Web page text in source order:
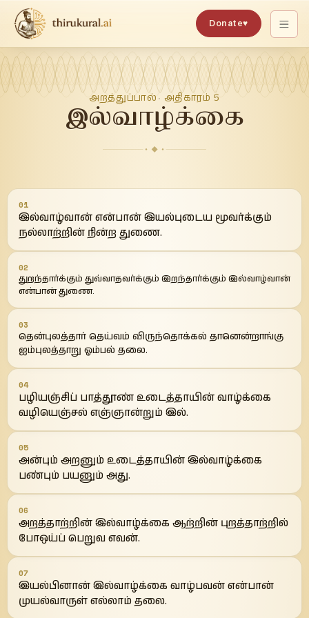
Donate♥
அறத்துப்பால் · அதிகாரம்5
இல்வாழ்க்கை
01
இல்வாழ்வான் என்பான் இயல்புடைய மூவர்க்கும்
நல்லாற்றின் நின்ற துணை.
02
துறந்தார்க்கும் துவ்வாதவர்க்கும் இறந்தார்க்கும் இல்வாழ்வான்
என்பான் துணை.
03
தென்புலத்தார் தெய்வம் விருந்தொக்கல் தானென்றாங்கு
ஐம்புலத்தாறு ஓம்பல் தலை.
04
பழியஞ்சிப் பாத்தூண் உடைத்தாயின் வாழ்க்கை
வழியெஞ்சல் எஞ்ஞான்றும் இல்.
05
அன்பும் அறனும் உடைத்தாயின் இல்வாழ்க்கை
பண்பும் பயனும் அது.
06
அறத்தாற்றின் இல்வாழ்க்கை ஆற்றின் புறத்தாற்றில்
போஒய்ப் பெறுவ எவன்.
07
இயல்பினான் இல்வாழ்க்கை வாழ்பவன் என்பான்
முயல்வாருள் எல்லாம் தலை.